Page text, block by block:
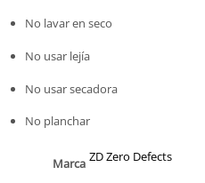
No lavar en seco
No usar lejía
No usar secadora
No planchar
Marca ZD Zero Defects